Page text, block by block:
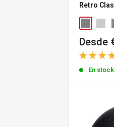
Retro
Precio
de
venta
Desde
En stock